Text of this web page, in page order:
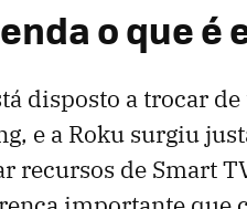
o que é
disposto a trocar
e a Roku surgiu
recursos de Smart